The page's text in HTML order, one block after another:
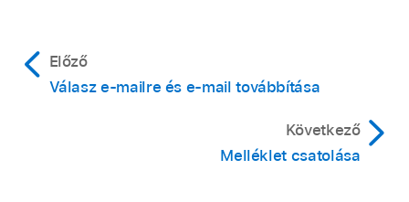
Előző
Válasz e-mailre és e-mail továbbítása
Következő
Melléklet csatolása